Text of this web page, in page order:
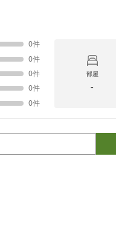
0件
0件
0件
0件
0件
部屋
-